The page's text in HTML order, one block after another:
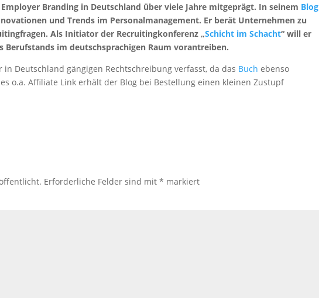
Branding in Deutschland über viele Jahre mitgeprägt. In seinem Blog
und Trends im Personalmanagement. Er berät Unternehmen zu
Als Initiator der Recruitingkonferenz „Schicht im Schacht“ will er
Berufstands im deutschsprachigen Raum vorantreiben.
in Deutschland gängigen Rechtschreibung verfasst, da das Buch ebenso
o.a. Affiliate Link erhält der Blog bei Bestellung einen kleinen Zustupf
Erforderliche Felder sind mit* markiert